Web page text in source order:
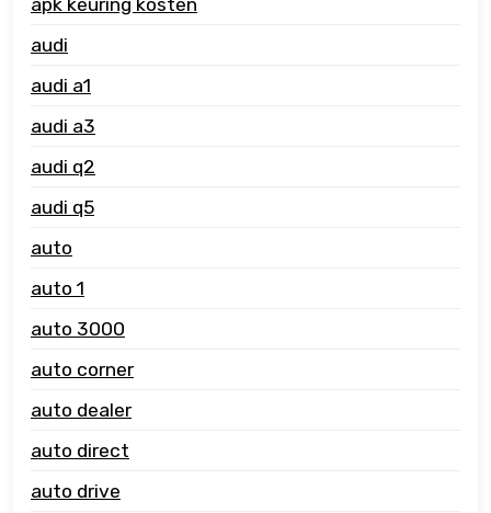
apk keuring kosten
audi
audi a1
audi a3
audi q2
audi q5
auto
auto 1
auto 3000
auto corner
auto dealer
auto direct
auto drive